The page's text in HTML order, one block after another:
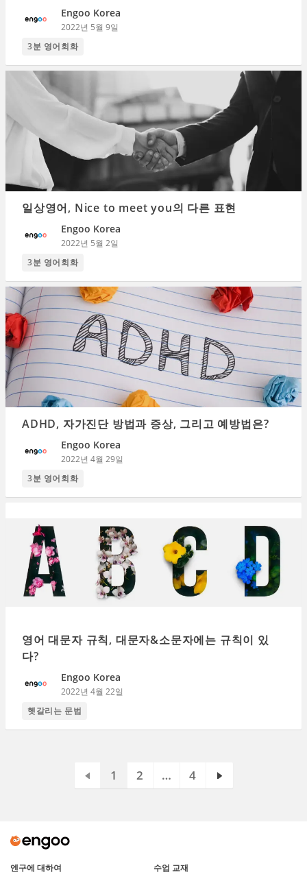
Engoo Korea
2022년 5월 9일
3분 영어회화
일상영어, Nice to meet you의 다른 표현
Engoo Korea
2022년 5월 2일
3분 영어회화
ADHD, 자가진단 방법과 증상, 그리고 예방법은?
Engoo Korea
2022년 4월 29일
3분 영어회화
영어 대문자 규칙, 대문자&소문자에는 규칙이 있
다?
Engoo Korea
2022년 4월 22일
헷갈리는 문법
1 2 … 4
엔구에 대하여 수업 교재